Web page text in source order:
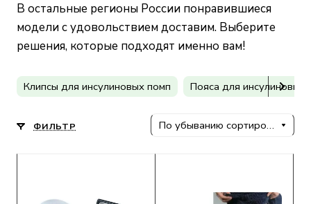
В остальные регионы России понравившиеся
модели с удовольствием доставим. Выберите
решения, которые подходят именно вам!
Клипсы для инсулиновых помп Пояса для инсулиновых
ФИЛЬТР По убыванию сортировки